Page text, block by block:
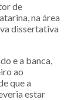
de
na área
dissertativa
e a banca,
ao
que a
estar